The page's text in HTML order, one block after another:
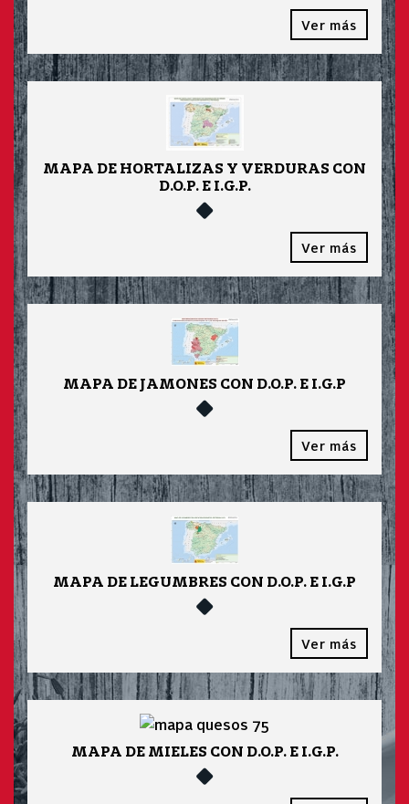
Ver más
MAPA DE HORTALIZAS Y VERDURAS CON
D.O.P. E I.G.P.
Ver más
MAPA DE JAMONES CON D.O.P. E I.G.P
Ver más
MAPA DE LEGUMBRES CON D.O.P. E I.G.P
Ver más
MAPA DE MIELES CON D.O.P. E I.G.P.